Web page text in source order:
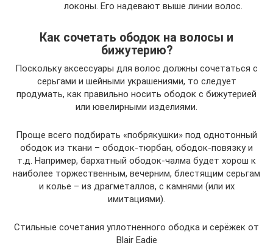
локоны. Его надевают выше линии волос.
Как сочетать ободок на волосы и
бижутерию?
Поскольку аксессуары для волос должны сочетаться с
серьгами и шейными украшениями, то следует
продумать, как правильно носить ободок с бижутерией
или ювелирными изделиями.
Проще всего подбирать «побрякушки» под однотонный
ободок из ткани – ободок-тюрбан, ободок-повязку и
т.д. Например, бархатный ободок-чалма будет хорош к
наиболее торжественным, вечерним, блестящим серьгам
и колье – из драгметаллов, с камнями (или их
имитациями).
Стильные сочетания уплотненного ободка и серёжек от
Blair Eadie